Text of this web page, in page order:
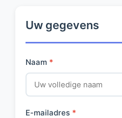
Uw gegevens
Naam *
E-mailadres *